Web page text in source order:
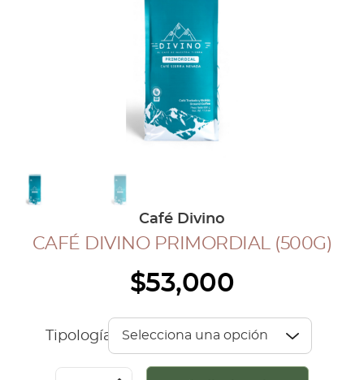
COLECCIÓN CAFETERA
INGRESAR
Inicia Sesión
Café Divino
CAFÉ DIVINO PRIMORDIAL (500G)
$53,000
Tipología